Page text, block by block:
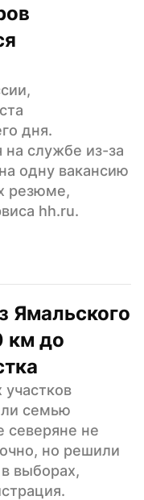
дня.
службе из-за
одну вакансию
резюме,
hh.ru.
Ямальского
км до
семью
северяне не
но решили
выборах,